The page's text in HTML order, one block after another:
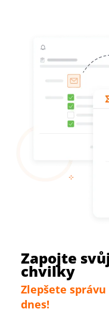
Zapojte
chvilky
Zlepšete
dnes!